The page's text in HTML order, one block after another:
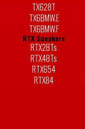
TX628T
TX6BMW.E
TX6BMW.F
RTX Speakers
RTX2BTs
RTX4BTs
RTX654
RTX84